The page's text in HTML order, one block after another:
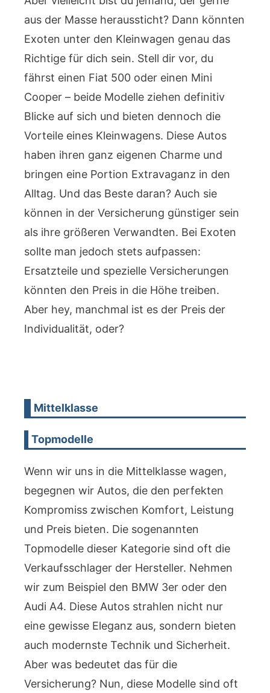
aus der Masse heraussticht? Dann könnten
Exoten unter den Kleinwagen genau das
Richtige für dich sein. Stell dir vor, du
fährst einen Fiat 500 oder einen Mini
Cooper – beide Modelle ziehen definitiv
Blicke auf sich und bieten dennoch die
Vorteile eines Kleinwagens. Diese Autos
haben ihren ganz eigenen Charme und
bringen eine Portion Extravaganz in den
Alltag. Und das Beste daran? Auch sie
können in der Versicherung günstiger sein
als ihre größeren Verwandten. Bei Exoten
sollte man jedoch stets aufpassen:
Ersatzteile und spezielle Versicherungen
könnten den Preis in die Höhe treiben.
Aber hey, manchmal ist es der Preis der
Individualität, oder?
Mittelklasse
Topmodelle
Wenn wir uns in die Mittelklasse wagen,
begegnen wir Autos, die den perfekten
Kompromiss zwischen Komfort, Leistung
und Preis bieten. Die sogenannten
Topmodelle dieser Kategorie sind oft die
Verkaufsschlager der Hersteller. Nehmen
wir zum Beispiel den BMW 3er oder den
Audi A4. Diese Autos strahlen nicht nur
eine gewisse Eleganz aus, sondern bieten
auch modernste Technik und Sicherheit.
Aber was bedeutet das für die
Versicherung? Nun, diese Modelle sind oft